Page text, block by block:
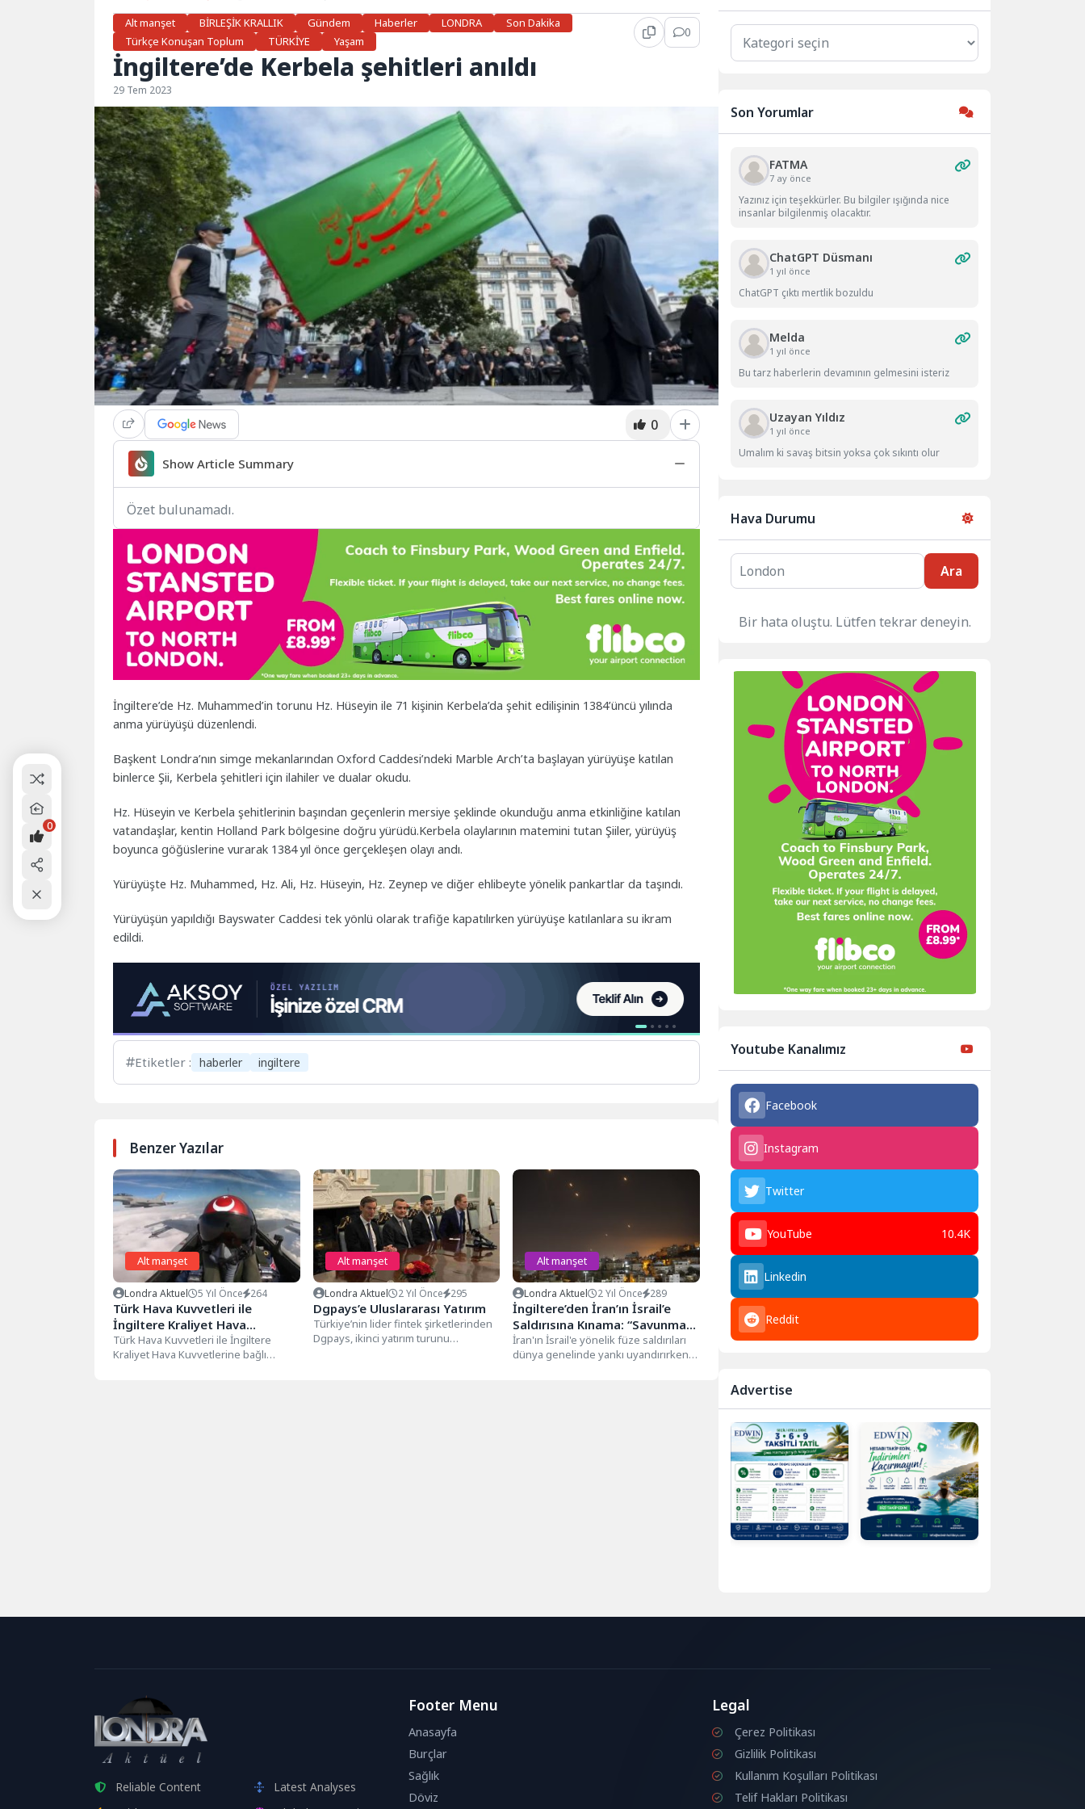
Alt manşet
BİRLEŞİK KRALLIK Gündem Haberler LONDRA
Son Dakika
Türkçe Konuşan Toplum
TÜRKİYE Yaşam
0
İngiltere’de Kerbela şehitleri anıldı
29 Tem 2023
0
Show Article Summary
Özet bulunamadı.
İngiltere’de Hz. Muhammed’in torunu Hz. Hüseyin ile 71 kişinin Kerbela’da şehit edilişinin 1384’üncü yılında
anma yürüyüşü düzenlendi.
Başkent Londra’nın simge mekanlarından Oxford Caddesi’ndeki Marble Arch’ta başlayan yürüyüşe katılan
binlerce Şii, Kerbela şehitleri için ilahiler ve dualar okudu.
Hz. Hüseyin ve Kerbela şehitlerinin başından geçenlerin mersiye şeklinde okunduğu anma etkinliğine katılan
vatandaşlar, kentin Holland Park bölgesine doğru yürüdü.Kerbela olaylarının matemini tutan Şiiler, yürüyüş
boyunca göğüslerine vurarak 1384 yıl önce gerçekleşen olayı andı.
Yürüyüşte Hz. Muhammed, Hz. Ali, Hz. Hüseyin, Hz. Zeynep ve diğer ehlibeyte yönelik pankartlar da taşındı.
Yürüyüşün yapıldığı Bayswater Caddesi tek yönlü olarak trafiğe kapatılırken yürüyüşe katılanlara su ikram
edildi.
Etiketler : haberler ingiltere
Benzer Yazılar
Alt manşet
Londra Aktuel 5 Yıl Önce 264
Türk Hava Kuvvetleri ile
İngiltere Kraliyet Hava
Kuvvetleri’nden ortak uçuş
Türk Hava Kuvvetleri ile İngiltere
Kraliyet Hava Kuvvetlerine bağlı
Alt manşet
Londra Aktuel 2 Yıl Önce 295
Dgpays’e Uluslararası Yatırım
Türkiye’nin lider fintek şirketlerinden
Dgpays, ikinci yatırım turunu
Alt manşet
Londra Aktuel 2 Yıl Önce 289
İngiltere’den İran’ın İsrail’e
Saldırısına Kınama: “Savunma
Hakkının Arkasındayız”
İran'ın İsrail'e yönelik füze saldırıları
dünya genelinde yankı uyandırırken,
Kategoriler
Son Yorumlar
FATMA
7 ay önce
Yazınız için teşekkürler. Bu bilgiler ışığında nice
insanlar bilgilenmiş olacaktır.
ChatGPT Düsmanı
1 yıl önce
ChatGPT çıktı mertlik bozuldu
Melda
1 yıl önce
Bu tarz haberlerin devamının gelmesini isteriz
Uzayan Yıldız
1 yıl önce
Umalım ki savaş bitsin yoksa çok sıkıntı olur
Hava Durumu
Ara
Bir hata oluştu. Lütfen tekrar deneyin.
Youtube Kanalımız
Facebook
Instagram
Twitter
YouTube 10.4K
Linkedin
Reddit
Advertise
Reliable Content
Latest Analyses
Footer Menu
Anasayfa
Burçlar
Sağlık
Döviz
Legal
Çerez Politikası
Gizlilik Politikası
Kullanım Koşulları Politikası
Telif Hakları Politikası
0